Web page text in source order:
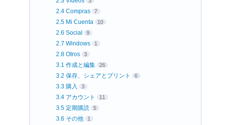
2.4 Compras 7
2.5 Mi Cuenta 10
2.6 Social 9
2.7 Windows 1
2.8 Otros 3
3.1 作成と編集 26
3.2 保存、シェアとプリント 6
3.3 購入 3
3.4 アカウント 11
3.5 定期購読 5
3.6 その他 1